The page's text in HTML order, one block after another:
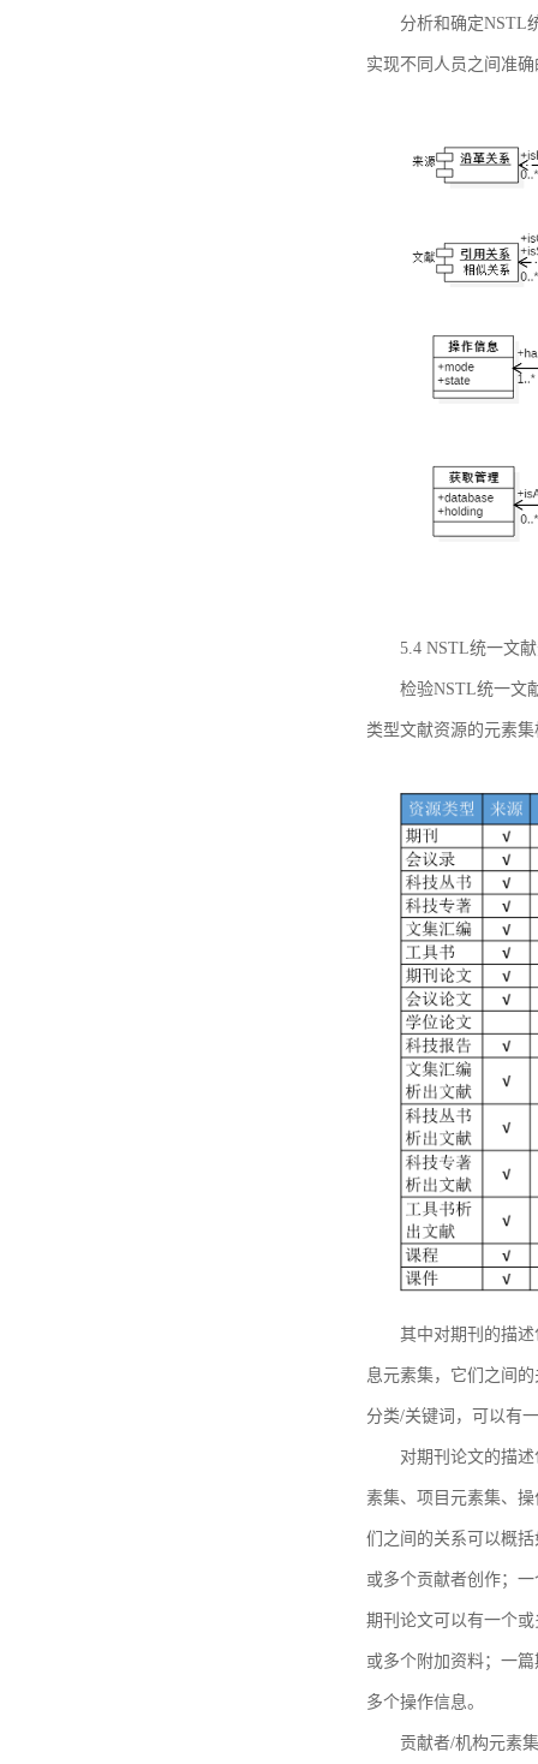
分析和确定NSTL
实现不同人员之间准
5.4 NSTL统一文
检验NSTL统一文
类型文献资源的元素
其中对期刊的描
息元素集，它们之间
分类/关键词，可以有
对期刊论文的描
素集、项目元素集、
们之间的关系可以概
或多个贡献者创作；
期刊论文可以有一个
或多个附加资料；一
多个操作信息。
贡献者/机构元素